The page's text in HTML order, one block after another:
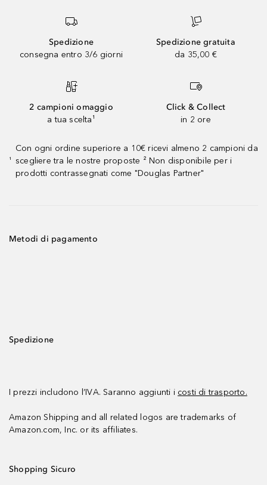
Spedizione
consegna entro 3/6 giorni
Spedizione gratuita
da 35,00 €
2 campioni omaggio
a tua scelta¹
Click & Collect
in 2 ore
¹
Con ogni ordine superiore a 10€ ricevi almeno 2 campioni da
scegliere tra le nostre proposte ² Non disponibile per i
prodotti contrassegnati come "Douglas Partner"
Metodi di pagamento
Spedizione
I prezzi includono l’IVA. Saranno aggiunti i costi di trasporto.
Amazon Shipping and all related logos are trademarks of
Amazon.com, Inc. or its affiliates.
Shopping Sicuro